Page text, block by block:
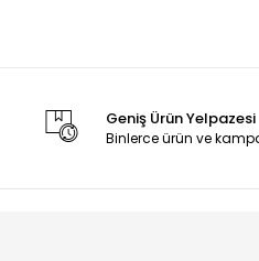
Geniş Ürün Yelpazesi
Binlerce ürün ve